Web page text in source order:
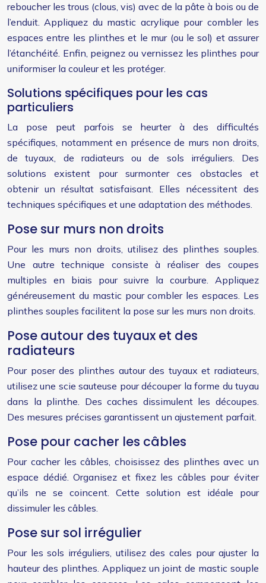
reboucher les trous (clous, vis) avec de la pâte à bois ou de
l’enduit. Appliquez du mastic acrylique pour combler les
espaces entre les plinthes et le mur (ou le sol) et assurer
l’étanchéité. Enfin, peignez ou vernissez les plinthes pour
uniformiser la couleur et les protéger.
Solutions spécifiques pour les cas
particuliers
La pose peut parfois se heurter à des difficultés
spécifiques, notamment en présence de murs non droits,
de tuyaux, de radiateurs ou de sols irréguliers. Des
solutions existent pour surmonter ces obstacles et
obtenir un résultat satisfaisant. Elles nécessitent des
techniques spécifiques et une adaptation des méthodes.
Pose sur murs non droits
Pour les murs non droits, utilisez des plinthes souples.
Une autre technique consiste à réaliser des coupes
multiples en biais pour suivre la courbure. Appliquez
généreusement du mastic pour combler les espaces. Les
plinthes souples facilitent la pose sur les murs non droits.
Pose autour des tuyaux et des
radiateurs
Pour poser des plinthes autour des tuyaux et radiateurs,
utilisez une scie sauteuse pour découper la forme du tuyau
dans la plinthe. Des caches dissimulent les découpes.
Des mesures précises garantissent un ajustement parfait.
Pose pour cacher les câbles
Pour cacher les câbles, choisissez des plinthes avec un
espace dédié. Organisez et fixez les câbles pour éviter
qu’ils ne se coincent. Cette solution est idéale pour
dissimuler les câbles.
Pose sur sol irrégulier
Pour les sols irréguliers, utilisez des cales pour ajuster la
hauteur des plinthes. Appliquez un joint de mastic souple